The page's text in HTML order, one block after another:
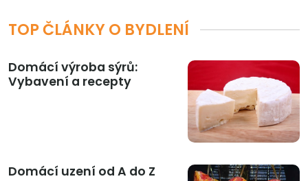
TOP ČLÁNKY O BYDLENÍ
Domácí výroba sýrů:
Vybavení a recepty
Domácí uzení od A do Z